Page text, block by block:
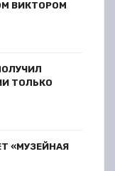
ВИКТОРОМ
ТОЛЬКО
«МУЗЕЙНАЯ